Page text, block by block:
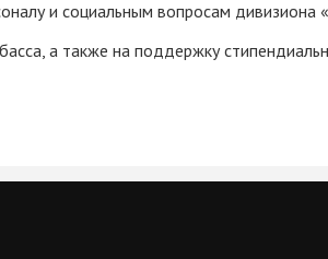
и социальным вопросам дивизиона
а также на поддержку